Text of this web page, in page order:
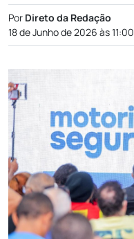
Por Direto da Redação
18 de Junho de 2026 às 11:00